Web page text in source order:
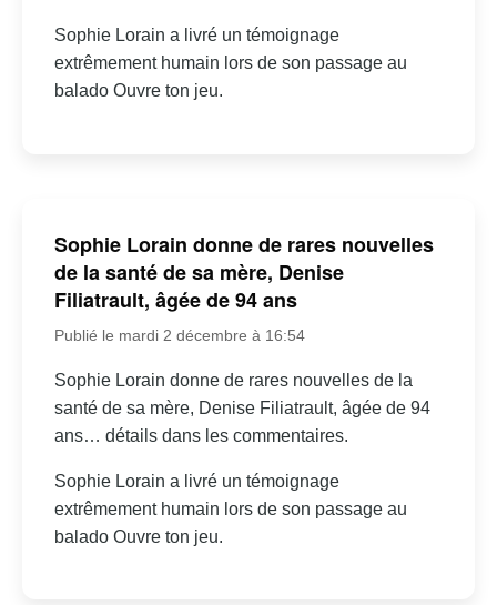
Sophie Lorain a livré un témoignage
extrêmement humain lors de son passage au
balado Ouvre ton jeu.
Sophie Lorain donne de rares nouvelles
de la santé de sa mère, Denise
Filiatrault, âgée de 94 ans
Publié le mardi 2 décembre à 16:54
Sophie Lorain donne de rares nouvelles de la
santé de sa mère, Denise Filiatrault, âgée de 94
ans… détails dans les commentaires.
Sophie Lorain a livré un témoignage
extrêmement humain lors de son passage au
balado Ouvre ton jeu.